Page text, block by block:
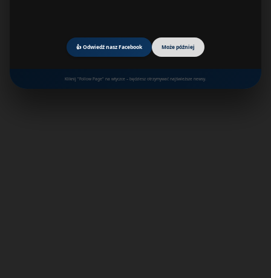
👍 Odwiedź nasz Facebook Może później
Kliknij "Follow Page" na wtyczce – będziesz otrzymywać najświeższe newsy.